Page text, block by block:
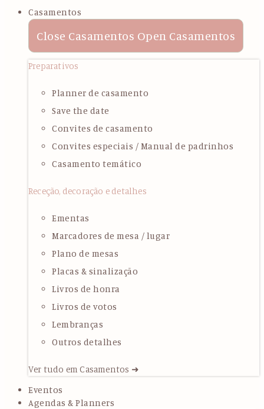
Casamentos
Close Casamentos Open Casamentos
Preparativos
Planner de casamento
Save the date
Convites de casamento
Convites especiais / Manual de padrinhos
Casamento temático
Receção, decoração e detalhes
Ementas
Marcadores de mesa / lugar
Plano de mesas
Placas & sinalização
Livros de honra
Livros de votos
Lembranças
Outros detalhes
Ver tudo em Casamentos ➜
Eventos
Agendas & Planners